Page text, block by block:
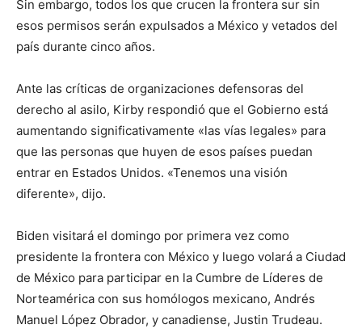
Sin embargo, todos los que crucen la frontera sur sin
esos permisos serán expulsados a México y vetados del
país durante cinco años.
Ante las críticas de organizaciones defensoras del
derecho al asilo, Kirby respondió que el Gobierno está
aumentando significativamente «las vías legales» para
que las personas que huyen de esos países puedan
entrar en Estados Unidos. «Tenemos una visión
diferente», dijo.
Biden visitará el domingo por primera vez como
presidente la frontera con México y luego volará a Ciudad
de México para participar en la Cumbre de Líderes de
Norteamérica con sus homólogos mexicano, Andrés
Manuel López Obrador, y canadiense, Justin Trudeau.